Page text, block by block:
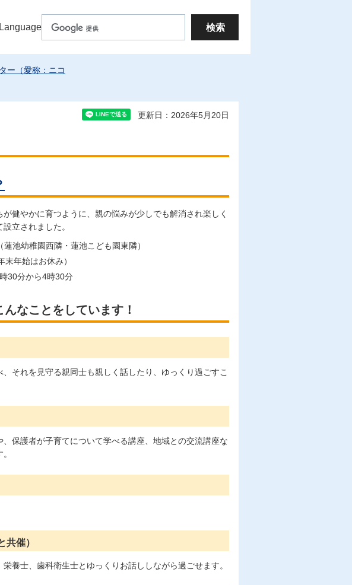
ー（愛称：ニコ
更新日：2026年5月20日
健やかに育つように、親の悩みが少しでも解消され楽しく
立されました。
池幼稚園西隣・蓮池こども園東隣）
年始はお休み）
30分から4時30分
なことをしています！
それを見守る親同士も親しく話したり、ゆっくり過ごすこ
保護者が子育てについて学べる講座、地域との交流講座な
催）
養士、歯科衛生士とゆっくりお話ししながら過ごせます。